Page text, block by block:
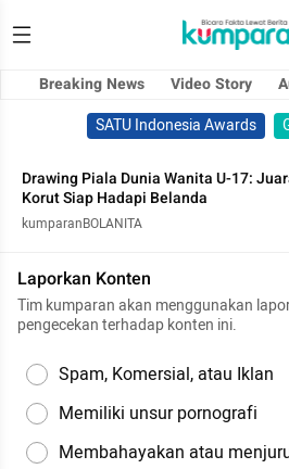
Breaking News Video Story
SATU Indonesia Awards
Drawing Piala Dunia Wanita U-17:
Korut Siap Hadapi Belanda
kumparanBOLANITA
Laporkan Konten
Tim kumparan akan menggunakan
pengecekan terhadap konten ini.
Spam, Komersial, atau Iklan
Memiliki unsur pornografi
Membahayakan atau